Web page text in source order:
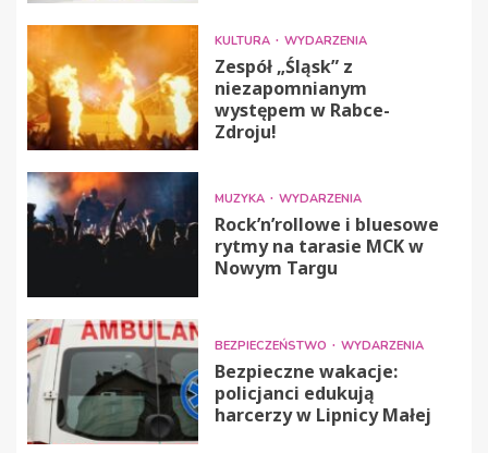
KULTURA WYDARZENIA
Zespół „Śląsk” z
niezapomnianym
występem w Rabce-
Zdroju!
MUZYKA WYDARZENIA
Rock’n’rollowe i bluesowe
rytmy na tarasie MCK w
Nowym Targu
BEZPIECZEŃSTWO WYDARZENIA
Bezpieczne wakacje:
policjanci edukują
harcerzy w Lipnicy Małej